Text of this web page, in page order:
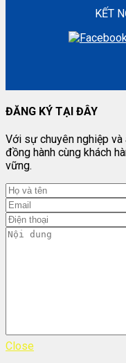
KẾT
ĐĂNG KÝ TẠI ĐÂY
Với sự chuyên nghiệp
đồng hành cùng khách
vững.
Close